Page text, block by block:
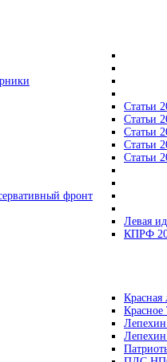
Статьи
Статьи
Статьи
Статьи
Статьи
фронт
Левая
КПРФ
Красная